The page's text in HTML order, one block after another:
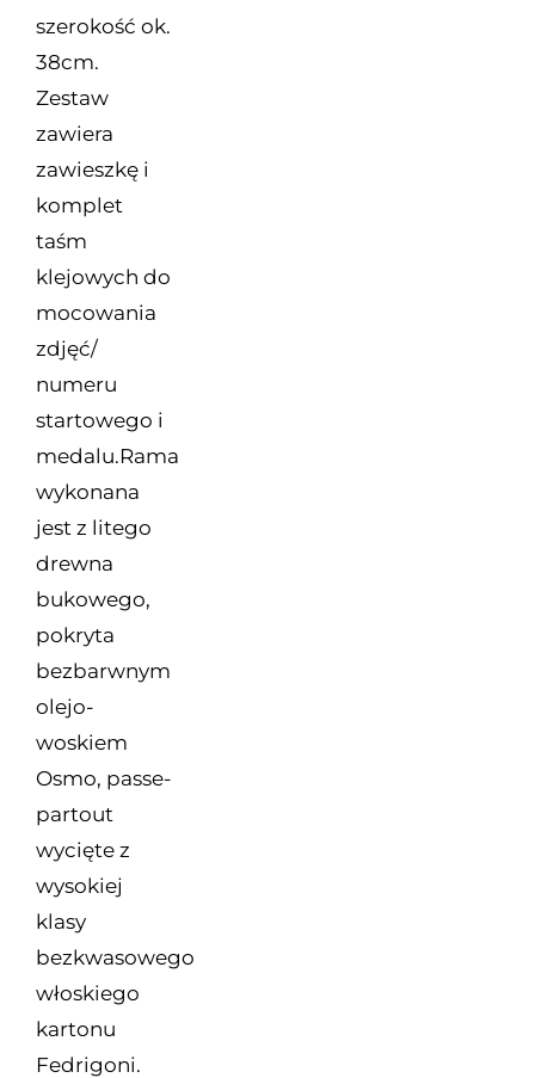
szerokość ok.
38cm.
Zestaw
zawiera
zawieszkę i
komplet
taśm
klejowych do
mocowania
zdjęć/
numeru
startowego i
medalu.Rama
wykonana
jest z litego
drewna
bukowego,
pokryta
bezbarwnym
olejo-
woskiem
Osmo, passe-
partout
wycięte z
wysokiej
klasy
bezkwasowego
włoskiego
kartonu
Fedrigoni.